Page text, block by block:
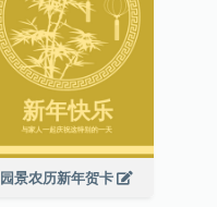
园景农历新年贺卡